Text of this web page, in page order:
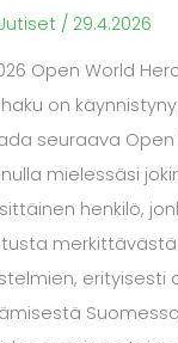
/ 29.4.2026
Open World
on
seuraava Open
mielessäsi
henkilö,
erityisesti